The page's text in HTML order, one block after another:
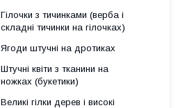
Гілочки з тичинками (верба і
складні тичинки на гілочках)
Ягоди штучні на дротиках
Штучні квіти з тканини на
ножках (букетики)
Великі гілки дерев і високі